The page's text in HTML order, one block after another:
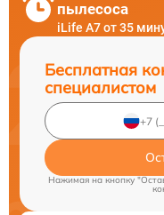
пылесоса
iLife A7 от 35
Бесплатная
специалистом
Нажимая на кнопку